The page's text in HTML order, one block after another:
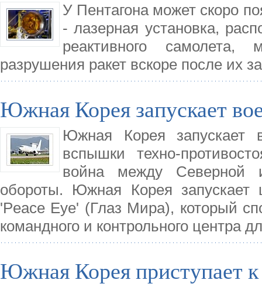
У Пентагона может скоро
- лазерная установка,
реактивного самолета,
разрушения ракет вскоре после их
Южная Корея запускает
Южная Корея запускает
вспышки техно-
война между Северной
обороты. Южная Корея запускает
'Peace Eye' (Глаз Мира), который
командного и контрольного центра
Южная Корея приступает